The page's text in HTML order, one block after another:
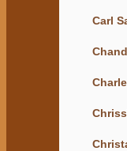
Carl